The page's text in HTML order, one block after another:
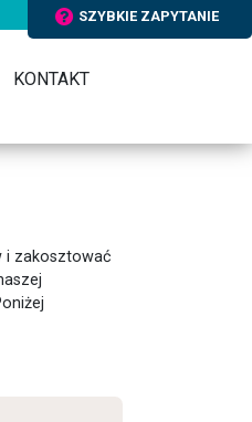
SZYBKIE ZAPYTANIE
KONTAKT
i zakosztować